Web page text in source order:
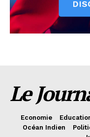
Le
Economie
Océan Indien